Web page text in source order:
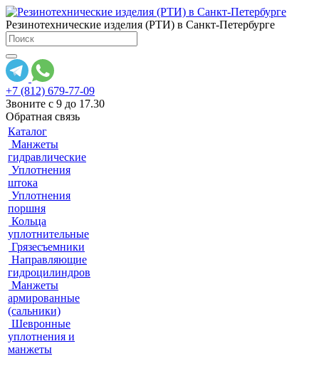
Резинотехнические изделия (РТИ) в Санкт-Петербурге
+7 (812) 679-77-09
Звоните с 9 до 17.30
Обратная связь
Каталог
Манжеты
гидравлические
Уплотнения
штока
Уплотнения
поршня
Кольца
уплотнительные
Грязесъемники
Направляющие
гидроцилиндров
Манжеты
армированные
(сальники)
Шевронные
уплотнения и
манжеты